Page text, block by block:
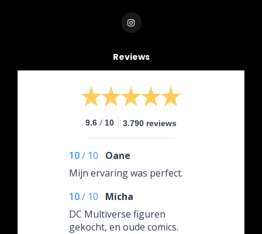
Reviews
9.6 / 10 3.790 reviews
10/ 10
Oane
Mijn ervaring was perfect.
10/ 10
Micha
DC Multiverse figuren
gekocht, en oude comics.